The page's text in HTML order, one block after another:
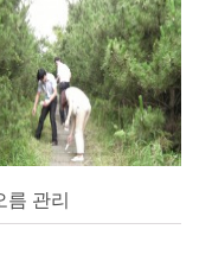
름 관리